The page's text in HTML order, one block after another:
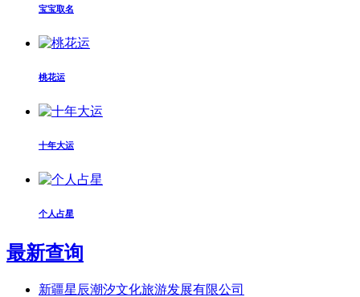
宝宝取名
桃花运
十年大运
个人占星
最新查询
新疆星辰潮汐文化旅游发展有限公司